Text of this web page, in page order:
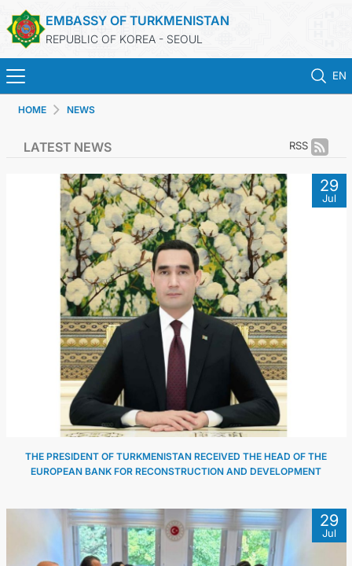
EMBASSY OF TURKMENISTAN
REPUBLIC OF KOREA - SEOUL
EN
영사 업무
ONLINE CONSULAR REGISTRATION OF CITIZENS
투르크메니스탄
연락처
관광
HOME NEWS
RSS
LATEST NEWS
29
Jul
THE PRESIDENT OF TURKMENISTAN RECEIVED THE HEAD OF THE
EUROPEAN BANK FOR RECONSTRUCTION AND DEVELOPMENT
29
Jul